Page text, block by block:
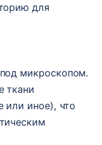
для
микроскопом.
ткани
или иное), что